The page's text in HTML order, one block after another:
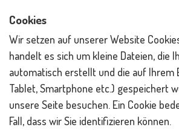
Cookies
Wir setzen auf unserer Website
handelt es sich um kleine Dateien, die
automatisch erstellt und die auf Ihrem
Tablet, Smartphone etc.) gespeichert
unsere Seite besuchen. Ein Cookie
Fall, dass wir Sie identifizieren können.